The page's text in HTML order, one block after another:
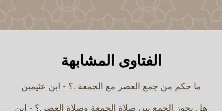
الفتاوى المشابهة
ما حكم من جمع العصر مع الجمعة .؟ - ابن عثيمين
هل يجوز الجمع بين صلاة الجمعة وصلاة العصر.؟ - ابن